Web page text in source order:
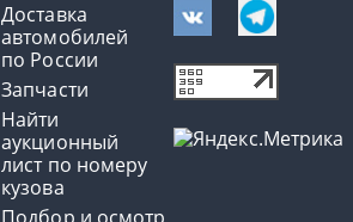
Доставка
автомобилей
по России
Запчасти
Найти
аукционный
лист по номеру
кузова